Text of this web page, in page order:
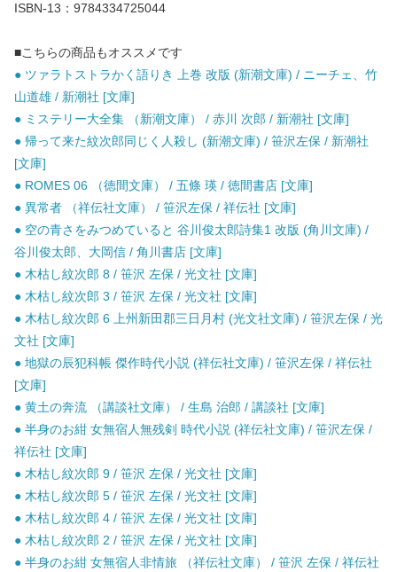
ISBN-13：9784334725044
■こちらの商品もオススメです
● ツァラトストラかく語りき 上巻 改版 (新潮文庫) / ニーチェ、竹
山道雄 / 新潮社 [文庫]
● ミステリー大全集 （新潮文庫） / 赤川 次郎 / 新潮社 [文庫]
● 帰って来た紋次郎同じく人殺し (新潮文庫) / 笹沢左保 / 新潮社
[文庫]
● ROMES 06 （徳間文庫） / 五條 瑛 / 徳間書店 [文庫]
● 異常者 （祥伝社文庫） / 笹沢左保 / 祥伝社 [文庫]
● 空の青さをみつめていると 谷川俊太郎詩集1 改版 (角川文庫) /
谷川俊太郎、大岡信 / 角川書店 [文庫]
● 木枯し紋次郎 8 / 笹沢 左保 / 光文社 [文庫]
● 木枯し紋次郎 3 / 笹沢 左保 / 光文社 [文庫]
● 木枯し紋次郎 6 上州新田郡三日月村 (光文社文庫) / 笹沢左保 / 光
文社 [文庫]
● 地獄の辰犯科帳 傑作時代小説 (祥伝社文庫) / 笹沢左保 / 祥伝社
[文庫]
● 黄土の奔流 （講談社文庫） / 生島 治郎 / 講談社 [文庫]
● 半身のお紺 女無宿人無残剣 時代小説 (祥伝社文庫) / 笹沢左保 /
祥伝社 [文庫]
● 木枯し紋次郎 9 / 笹沢 左保 / 光文社 [文庫]
● 木枯し紋次郎 5 / 笹沢 左保 / 光文社 [文庫]
● 木枯し紋次郎 4 / 笹沢 左保 / 光文社 [文庫]
● 木枯し紋次郎 2 / 笹沢 左保 / 光文社 [文庫]
● 半身のお紺 女無宿人非情旅 （祥伝社文庫） / 笹沢 左保 / 祥伝社